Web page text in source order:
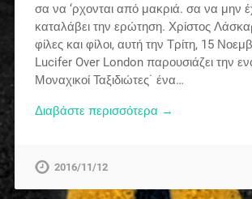
σα να ‘ρχονται από μακριά. σα να μην
καταλάβει την ερώτηση. Χρίστος
φίλες και φίλοι, αυτή την Τρίτη, 15
Lucifer Over London παρουσιάζει την
Μοναχικοί Ταξιδιώτες˙ ένα…
Διαβάστε περισσότερα →
2016/11/12